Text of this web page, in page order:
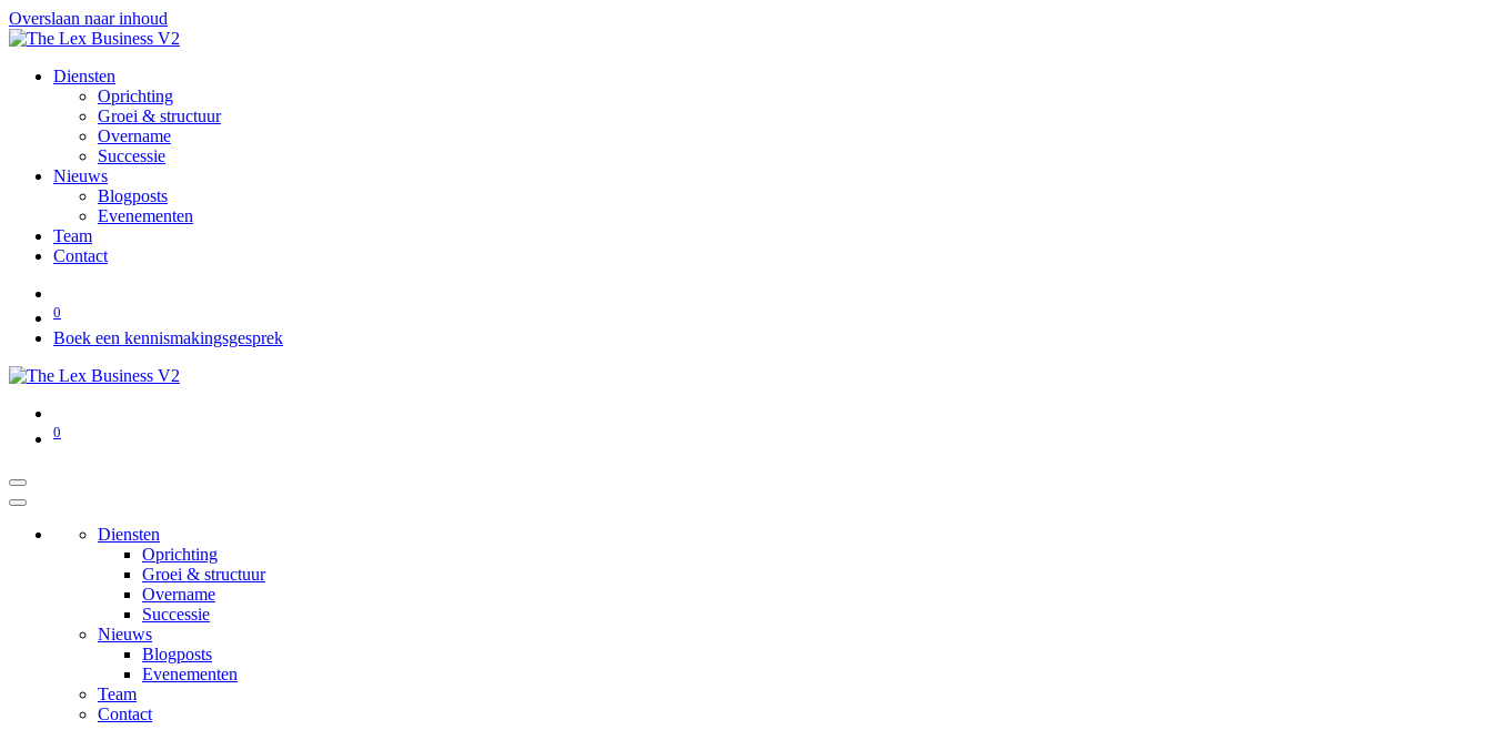
Overslaan naar inhoud
Diensten
Oprichting
Groei & structuur
Overname
Successie
Nieuws
Blogposts
Evenementen
Team
Contact
0
Boek een kennismakingsgesprek
0
Diensten
Oprichting
Groei & structuur
Overname
Successie
Nieuws
Blogposts
Evenementen
Team
Contact